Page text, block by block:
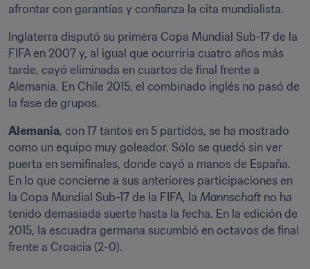
afrontar con garantías y confianza la cita mundialista.
Inglaterra disputó su primera Copa Mundial Sub-17 de la
FIFA en 2007 y, al igual que ocurriría cuatro años más
tarde, cayó eliminada en cuartos de final frente a
Alemania. En Chile 2015, el combinado inglés no pasó de
la fase de grupos.
Alemania, con 17 tantos en 5 partidos, se ha mostrado
como un equipo muy goleador. Sólo se quedó sin ver
puerta en semifinales, donde cayó a manos de España.
En lo que concierne a sus anteriores participaciones en
la Copa Mundial Sub-17 de la FIFA, la Mannschaft no ha
tenido demasiada suerte hasta la fecha. En la edición de
2015, la escuadra germana sucumbió en octavos de final
frente a Croacia (2-0).